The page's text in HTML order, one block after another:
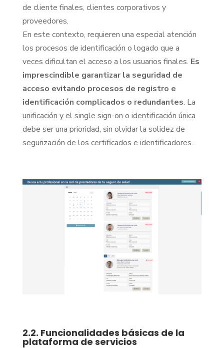
de cliente finales, clientes corporativos y
proveedores.
En este contexto, requieren una especial atención
los procesos de identificación o logado que a
veces dificultan el acceso a los usuarios finales. Es
imprescindible garantizar la seguridad de
acceso evitando procesos de registro e
identificación complicados o redundantes. La
unificación y el single sign-on o identificación única
debe ser una prioridad, sin olvidar la solidez de
segurización de los certificados e identificadores.
2.2. Funcionalidades básicas de la
plataforma de servicios